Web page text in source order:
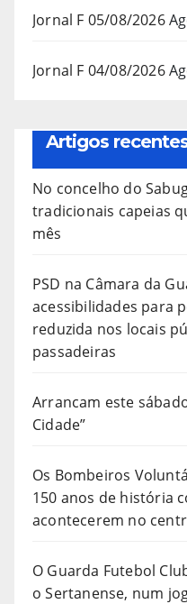
Jornal F 05/08/2026
Jornal F 04/08/2026
Artigos
No concelho do
tradicionais capeias
mês
PSD na Câmara da
acessibilidades para
reduzida nos locais
passadeiras
Arrancam este
Cidade”
Os Bombeiros
150 anos de história
acontecerem no
O Guarda Futebol
o Sertanense, num